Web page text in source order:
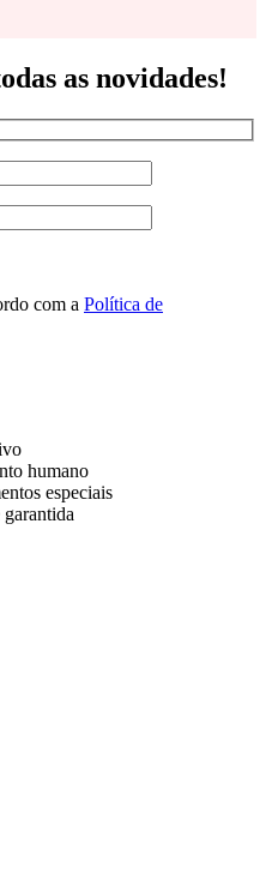
as novidades!
com a Política de
humano
especiais